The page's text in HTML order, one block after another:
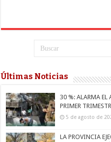
Últimas Noticias
30 %: ALARMA EL
PRIMER
5 de agosto de
LA PROVINCIA